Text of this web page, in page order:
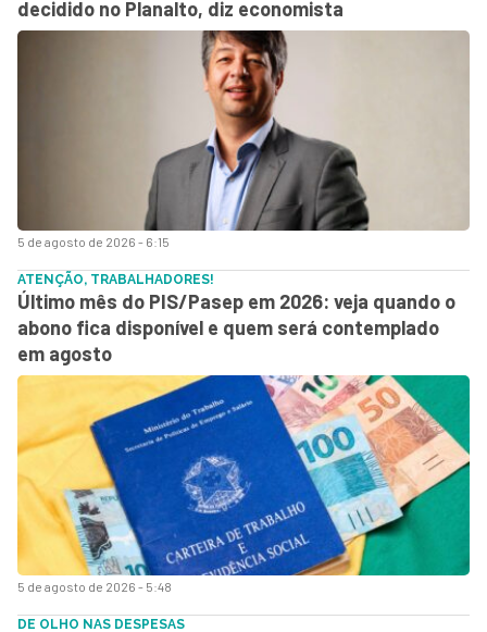
5 de agosto de 2026 - 6:15
decidido no Planalto, diz economista
5 de agosto de 2026 - 5:48
ATENÇÃO, TRABALHADORES!
Último mês do PIS/Pasep em 2026: veja quando o
abono fica disponível e quem será contemplado
em agosto
DE OLHO NAS DESPESAS